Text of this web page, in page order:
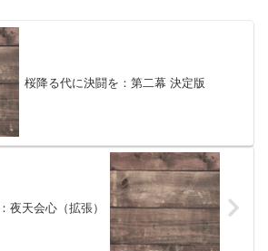
桜降る代に決闘を：第二幕 決定版
夜天会心（拡張）